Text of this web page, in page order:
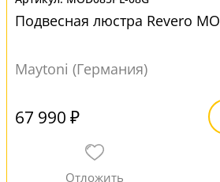
Подвесная люстра Revero
Maytoni (Германия)
67 990 ₽